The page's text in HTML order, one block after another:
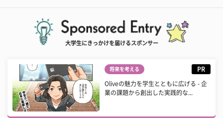
大学生にきっかけを届けるスポンサー
将来を考える PR
Oliveの魅力を学生とともに広げる - 企
業の課題から創出した実践的な...